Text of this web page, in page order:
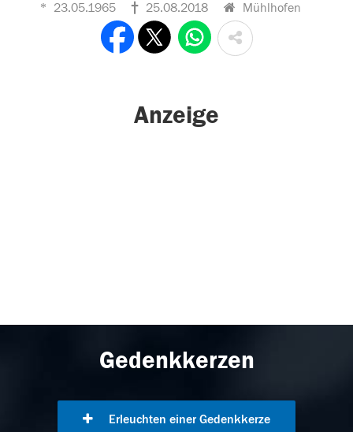
23.05.1965 25.08.2018 Mühlhofen
Anzeige
Gedenkkerzen
Erleuchten einer Gedenkkerze